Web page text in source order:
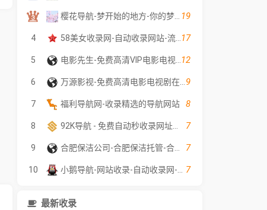
19
4 17
5 12
6 9
7 福利导航网-收录精选的导航网站 8
8 7
9 7
10 7
最新收录